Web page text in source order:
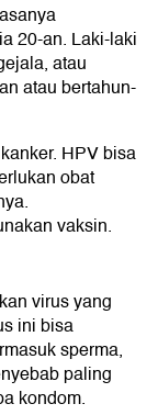
20-an. Laki-laki
atau
atau bertahun-
HPV bisa
obat
vaksin.
virus yang
ini bisa
sperma,
paling
kondom.